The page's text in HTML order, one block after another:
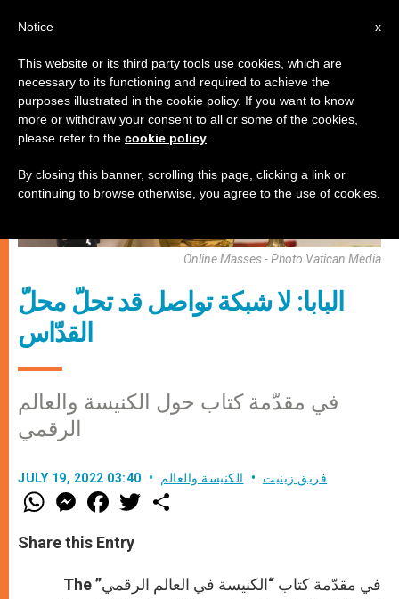
الكنيسة والعالم
Online Masses - Photo Vatican Media
البابا: لا شبكة تواصل قد تحلّ محلّ
القدّاس
في مقدّمة كتاب حول الكنيسة والعالم
الرقمي
JULY 19, 2022 03:40 فريق زينيت الكنيسة والعالم
W
h
t
s
M
e
s
e
g
e
F
a
e
b
o
k
T
w
r
Share this Entry
في مقدّمة كتاب “الكنيسة في العالم الرقمي” The
x
Notice
This website or its third party tools use cookies, which are
necessary to its functioning and required to achieve the
purposes illustrated in the cookie policy. If you want to know
more or withdraw your consent to all or some of the cookies,
please refer to the cookie policy
By closing this banner, scrolling this page, clicking a link or
continuing to browse otherwise, you agree to the use of cookies.